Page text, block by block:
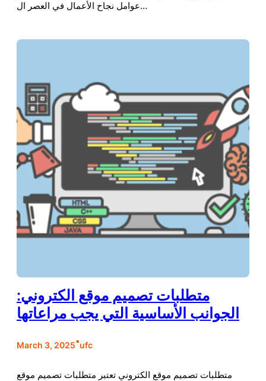
عوامل نجاح الأعمال في العصر ال…
متطلبات تصميم موقع الكتروني:
الجوانب الأساسية التي يجب مراعاتها
March 3, 2025•ufc
متطلبات تصميم موقع الكتروني تعتبر متطلبات تصميم موقع